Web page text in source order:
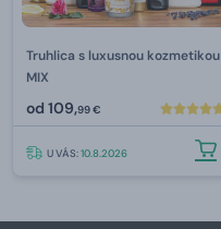
Truhlica s luxusnou kozmetikou
MIX
od 109,99 €
U VÁS:10.8.2026